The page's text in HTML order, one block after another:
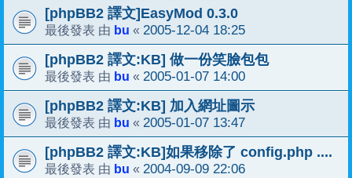
[phpBB2 譯文]EasyMod 0.3.0
最後發表 由 bu « 2005-12-04 18:25
[phpBB2 譯文:KB] 做一份笑臉包包
最後發表 由 bu « 2005-01-07 14:00
[phpBB2 譯文:KB] 加入網址圖示
最後發表 由 bu « 2005-01-07 13:47
[phpBB2 譯文:KB]如果移除了 config.php ....
最後發表 由 bu « 2004-09-09 22:06